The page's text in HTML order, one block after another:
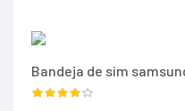
Bandeja de sim